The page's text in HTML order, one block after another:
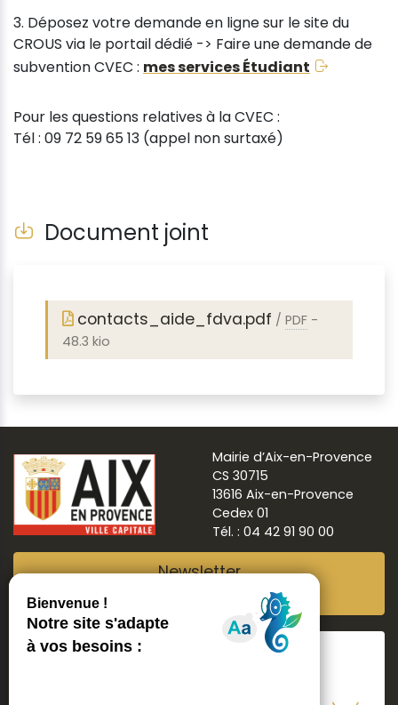
3. Déposez votre demande en ligne sur le site du
CROUS via le portail dédié -> Faire une demande de
subvention CVEC : mes services Étudiant
Pour les questions relatives à la CVEC :
Tél : 09 72 59 65 13 (appel non surtaxé)
Document joint
contacts_aide_fdva.pdf / PDF -
48.3 kio
Mairie d’Aix-en-Provence
CS 30715
13616 Aix-en-Provence
Cedex 01
Tél. : 04 42 91 90 00
Newsletter
Suivre Aix ma ville